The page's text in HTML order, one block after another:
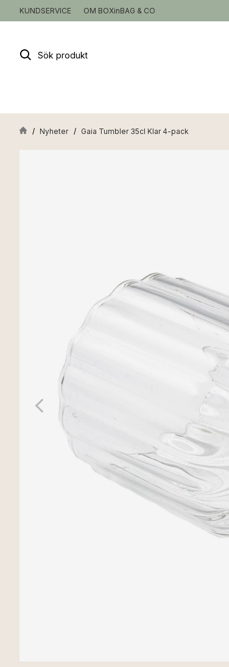
KUNDSERVICE OM BOXinBAG & CO
Sök
Nyheter Gaia Tumbler 35cl Klar 4-pack